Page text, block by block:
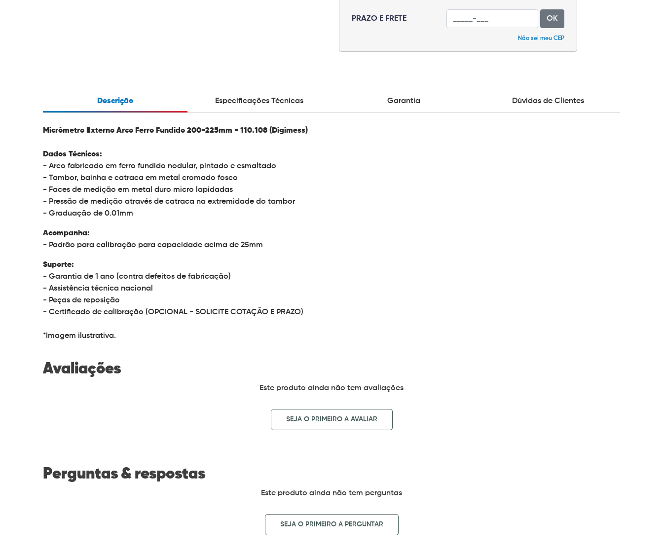
PRAZO E FRETE OK
Não sei meu CEP
Descrição Especificações Técnicas Garantia Dúvidas de Clientes
Micrômetro Externo Arco Ferro Fundido 200-225mm - 110.108 (Digimess)
Dados Técnicos:
- Arco fabricado em ferro fundido nodular, pintado e esmaltado
- Tambor, bainha e catraca em metal cromado fosco
- Faces de medição em metal duro micro lapidadas
- Pressão de medição através de catraca na extremidade do tambor
- Graduação de 0.01mm
Acompanha:
- Padrão para calibração para capacidade acima de 25mm
Suporte:
- Garantia de 1 ano (contra defeitos de fabricação)
- Assistência técnica nacional
- Peças de reposição
- Certificado de calibração (OPCIONAL - SOLICITE COTAÇÃO E PRAZO)
*Imagem ilustrativa.
Avaliações
Este produto ainda não tem avaliações
SEJA O PRIMEIRO A AVALIAR
Perguntas & respostas
Este produto ainda não tem perguntas
SEJA O PRIMEIRO A PERGUNTAR